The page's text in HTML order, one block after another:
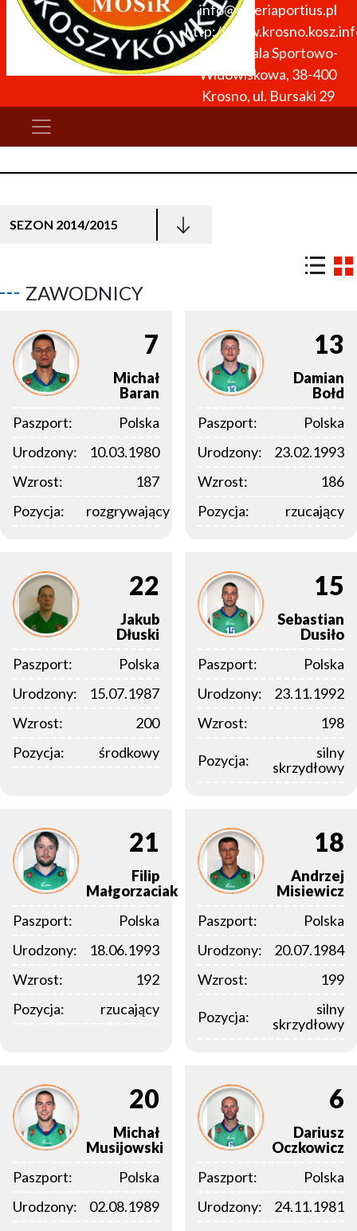
info@galeriaportius.pl
http://
arena: Hala Sportowo-
Widowiskowa, 38-400
Krosno, ul. Bursaki 29
SEZON 2014/2015
ZAWODNICY
7
Michał
Baran
Paszport:
Polska
Urodzony:
10.03.1980
Wzrost:
187
Pozycja:
rozgrywający
13
Damian
Bołd
Paszport:
Polska
Urodzony:
23.02.1993
Wzrost:
186
Pozycja:
rzucający
22
Jakub
Dłuski
Paszport:
Polska
Urodzony:
15.07.1987
Wzrost:
200
Pozycja:
środkowy
15
Sebastian
Dusiło
Paszport:
Polska
Urodzony:
23.11.1992
Wzrost:
198
Pozycja:
silny
skrzydłowy
21
Filip
Małgorzaciak
Paszport:
Polska
Urodzony:
18.06.1993
Wzrost:
192
Pozycja:
rzucający
18
Andrzej
Misiewicz
Paszport:
Polska
Urodzony:
20.07.1984
Wzrost:
199
Pozycja:
silny
skrzydłowy
20
Michał
Musijowski
Paszport:
Polska
Urodzony:
02.08.1989
6
Dariusz
Oczkowicz
Paszport:
Polska
Urodzony:
24.11.1981